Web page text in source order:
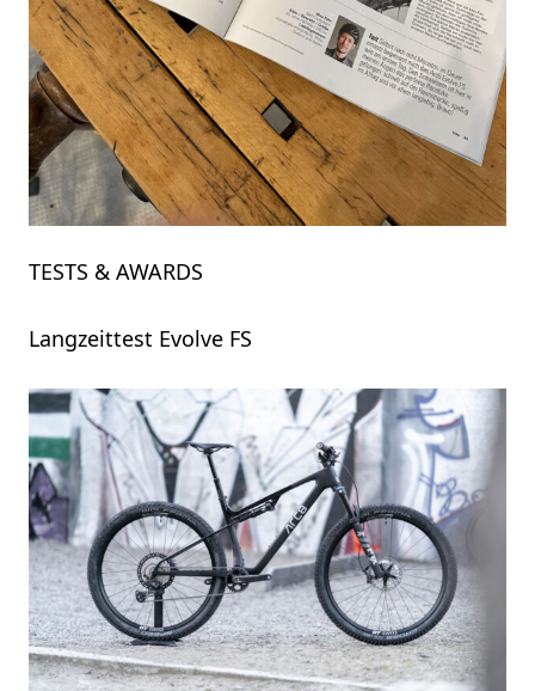
TESTS & AWARDS
Langzeittest Evolve FS